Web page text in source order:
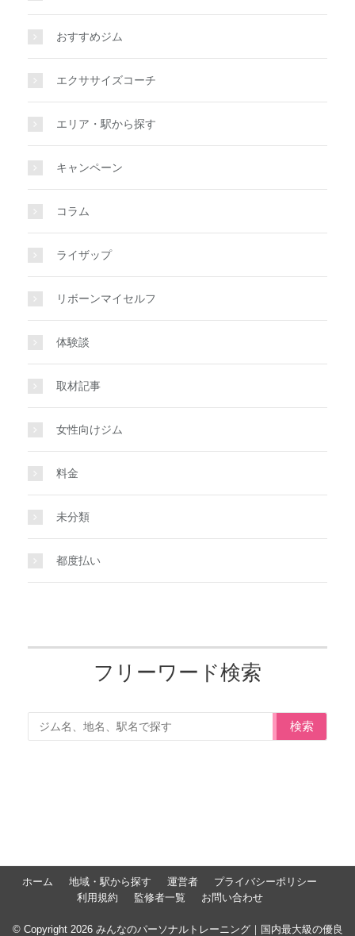
おすすめジム
エクササイズコーチ
エリア・駅から探す
キャンペーン
コラム
ライザップ
リボーンマイセルフ
体験談
取材記事
女性向けジム
料金
未分類
都度払い
フリーワード検索
検索
ホーム 地域・駅から探す 運営者
プライバシーポリシー
利用規約
監修者一覧 お問い合わせ
© Copyright 2026 みんなのパーソナルトレーニング｜国内最大級の優良